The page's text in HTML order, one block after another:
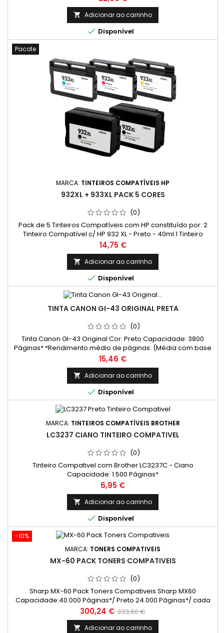
norma ISO/IEC 24711 e impressão contínua. O rendimento real
varia consideravelmente com base no conteúdo das
páginas impressas e noutros factores.)
 Adicionar ao carrinho
 Disponível
Pacote
MARCA: TINTEIROS COMPATÍVEIS HP
932XL + 933XL PACK 5 CORES
(0)
Pack de 5 Tinteiros Compatíveis com HP constituído por: 2
Tinteiro Compatível c/ HP 932 XL - Preto - 40ml 1 Tinteiro
Compatível c/ HP 933 XL - Ciano - 14ml 1 Tinteiro Compatível
c/ HP 933 XL - Magenta - 14ml 1 Tinteiro Compatível c/ HP 933
XL - Amarelo - 14ml Este pack inclui 2 tinteiros compatíveis HP
932 XL em preto e 1 de cada cor HP 933 XL em ciano,...
Preço
14,75 €
 Adicionar ao carrinho
 Disponível
TINTA CANON GI-43 ORIGINAL PRETA
(0)
Tinta Canon GI-43 Original Cor: Preto Capacidade: 3800
Páginas* *Rendimento médio de páginas: (Média com base
na norma ISO/IEC 24711 e impressão contínua. O rendimento
real varia consideravelmente com base no conteúdo das
páginas impressas e noutros factores.)
Preço
15,46 €
 Adicionar ao carrinho
 Disponível
MARCA: TINTEIROS COMPATÍVEIS BROTHER
LC3237 CIANO TINTEIRO COMPATIVEL
(0)
Tinteiro Compativel com Brother LC3237C - Ciano
Capacidade: 1.500 Páginas*
Preço
6,95 €
 Adicionar ao carrinho
 Disponível
-10%
MARCA: TONERS COMPATIVEIS
MX-60 PACK TONERS COMPATIVEIS
(0)
Sharp MX-60 Pack Toners Compativeis Sharp MX60
Capacidade:40.000 Páginas*/ Preto 24.000 Páginas*/ cada
cor
Preço
300,24 € Preço
normal
333,60 €
 Adicionar ao carrinho